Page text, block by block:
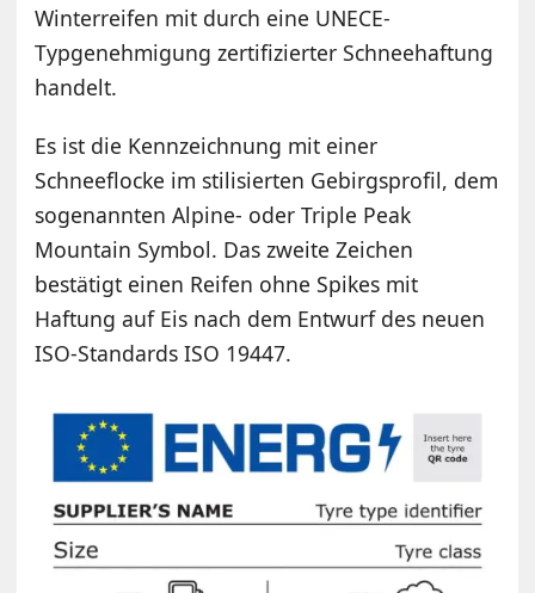
Winterreifen mit durch eine UNECE-
Typgenehmigung zertifizierter Schneehaftung
handelt.
Es ist die Kennzeichnung mit einer
Schneeflocke im stilisierten Gebirgsprofil, dem
sogenannten Alpine- oder Triple Peak
Mountain Symbol. Das zweite Zeichen
bestätigt einen Reifen ohne Spikes mit
Haftung auf Eis nach dem Entwurf des neuen
ISO-Standards ISO 19447.